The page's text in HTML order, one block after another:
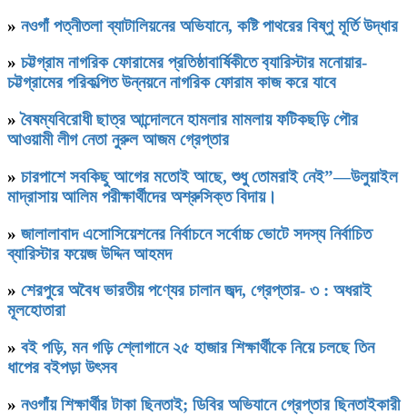
» নওগাঁ পত্নীতলা ব্যাটালিয়নের অভিযানে, কষ্টি পাথরের বিষ্ণু মূর্তি উদ্ধার
» চট্টগ্রাম নাগরিক ফোরামের প্রতিষ্ঠাবার্ষিকীতে ব‍্যারিস্টার মনোয়ার-
চট্টগ্রামের পরিকল্পিত উন্নয়নে নাগরিক ফোরাম কাজ করে যাবে
»বৈষম্যবিরোধী ছাত্র আন্দোলনে হামলার মামলায় ফটিকছড়ি পৌর
আওয়ামী লীগ নেতা নুরুল আজম গ্রেপ্তার
» চারপাশে সবকিছু আগের মতোই আছে, শুধু তোমরাই নেই”—উলুয়াইল
মাদ্রাসায় আলিম পরীক্ষার্থীদের অশ্রুসিক্ত বিদায়।
» জালালাবাদ এসোসিয়েশনের নির্বাচনে সর্বোচ্চ ভোটে সদস্য নির্বাচিত
ব্যারিস্টার ফয়েজ উদ্দিন আহমদ
» শেরপুরে অবৈধ ভারতীয় পণ্যের চালান জব্দ, গ্রেপ্তার- ৩ : অধরাই
মূলহোতারা
» বই পড়ি, মন গড়ি শ্লোগানে ২৫ হাজার শিক্ষার্থীকে নিয়ে চলছে তিন
ধাপের বইপড়া উৎসব
» নওগাঁয় শিক্ষার্থীর টাকা ছিনতাই; ডিবির অভিযানে গ্রেপ্তার ছিনতাইকারী